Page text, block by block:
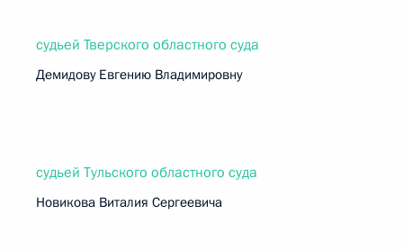
судьей Тверского областного суда
Демидову Евгению Владимировну
судьей Тульского областного суда
Новикова Виталия Сергеевича